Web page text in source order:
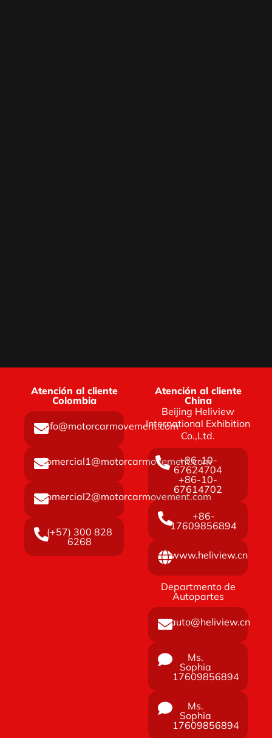
Atención al cliente
Colombia
Info@motorcarmovement.com
Comercial1@motorcarmovement.com
Comercial2@motorcarmovement.com
(+57) 300 828
6268
Atención al cliente
China
Beijing Heliview
International Exhibition
Co.,Ltd.
+86-10-
67624704
+86-10-
67614702
‪+86-
17609856894‬
www.heliview.cn
Departmento de
Autopartes
auto@heliview.cn
Ms.
Sophia
17609856894
Ms.
Sophia
17609856894